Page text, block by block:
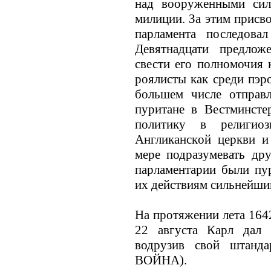
над вооруженными
милиции. За этим
парламента
Девятнадцати
свести его
роялисты как среди
большем числе
пуритане в
политику в
Англиканскoй церкви
мере подразумевать
парламентарии были
их действиям
На протяжении лета
22 августа Карл дал
водрузив свой
ВОЙНА).